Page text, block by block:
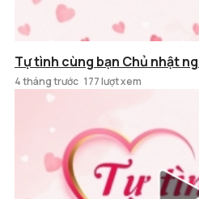
Tự tình cùng bạn Chủ nhật
4 tháng trước 177 lượt xem